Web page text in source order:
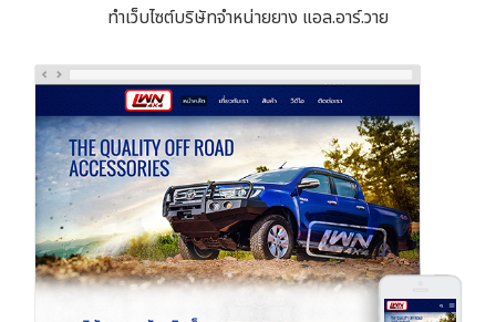
ทำเว็บไซต์บริษัทจำหน่ายยาง แอล.อาร์.วาย